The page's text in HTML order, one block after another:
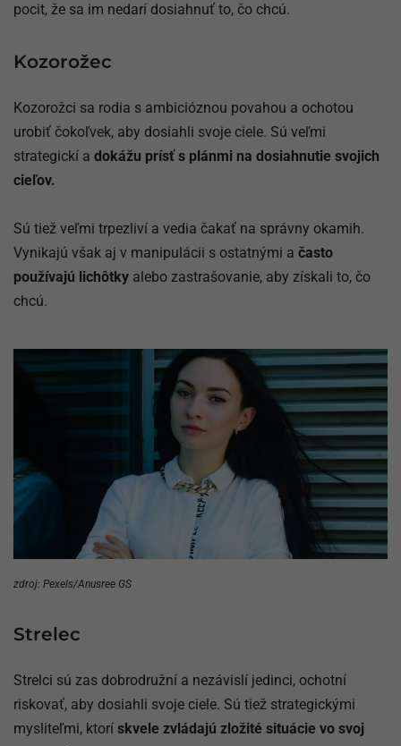
pocit, že sa im nedarí dosiahnuť to, čo chcú.
Kozorožec
Kozorožci sa rodia s ambicióznou povahou a ochotou
urobiť čokoľvek, aby dosiahli svoje ciele. Sú veľmi
strategickí a dokážu prísť s plánmi na dosiahnutie svojich
cieľov.
Sú tiež veľmi trpezliví a vedia čakať na správny okamih.
Vynikajú však aj v manipulácii s ostatnými a často
používajú lichôtky alebo zastrašovanie, aby získali to, čo
chcú.
zdroj: Pexels/Anusree GS
Strelec
Strelci sú zas dobrodružní a nezávislí jedinci, ochotní
riskovať, aby dosiahli svoje ciele. Sú tiež strategickými
mysliteľmi, ktorí skvele zvládajú zložité situácie vo svoj